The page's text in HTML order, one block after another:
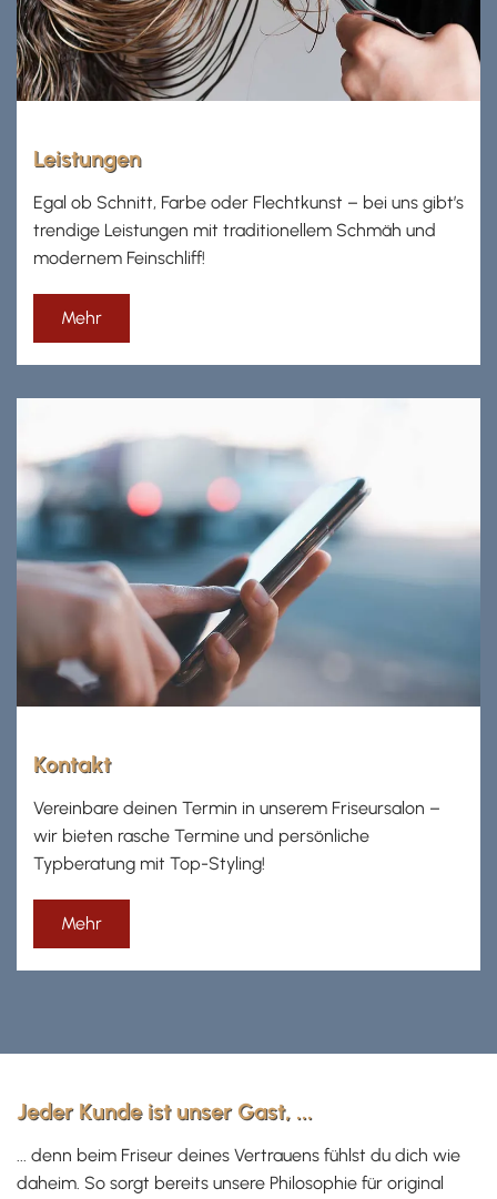
Leistungen
Egal ob Schnitt, Farbe oder Flechtkunst – bei uns gibt’s
trendige Leistungen mit traditionellem Schmäh und
modernem Feinschliff!
Mehr
Kontakt
Vereinbare deinen Termin in unserem Friseursalon –
wir bieten rasche Termine und persönliche
Typberatung mit Top-Styling!
Mehr
Jeder Kunde ist unser Gast, ...
... denn beim Friseur deines Vertrauens fühlst du dich wie
daheim. So sorgt bereits unsere Philosophie für original